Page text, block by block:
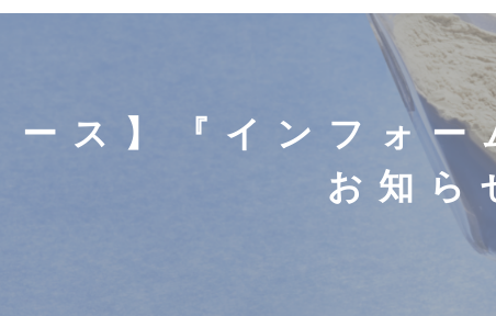
ース】『インフォ
お知ら